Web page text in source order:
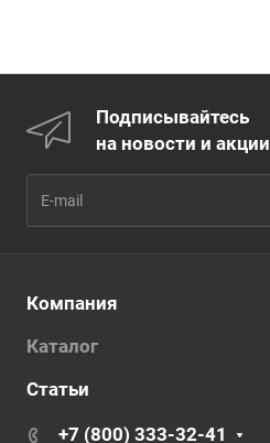
Подписывайтесь
на новости и акции
Компания
Каталог
Статьи
+7 (800) 333-32-41